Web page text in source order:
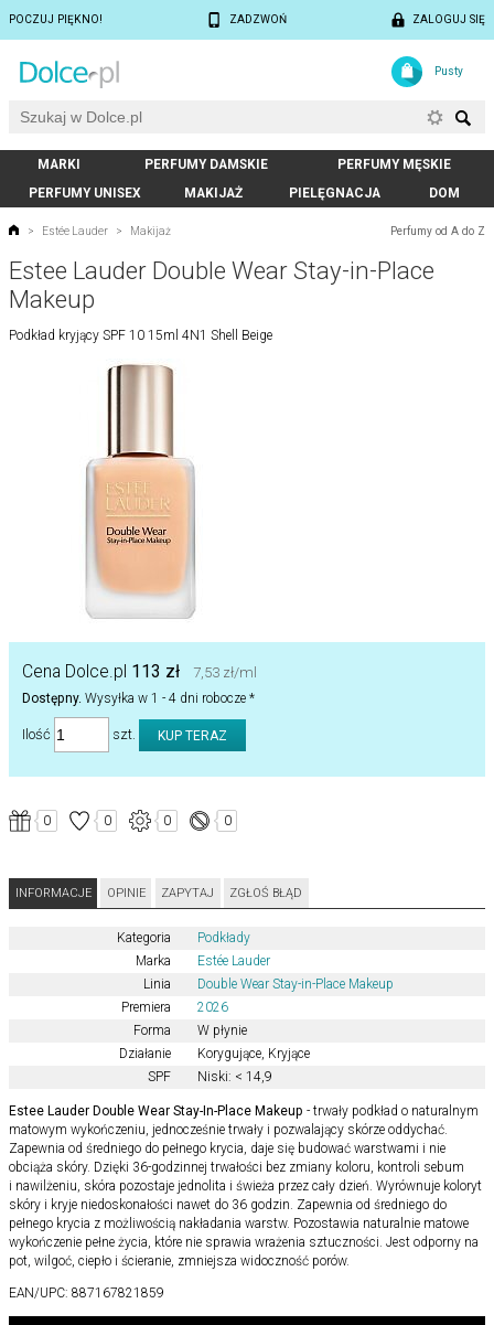
POCZUJ PIĘKNO! ZADZWOŃ ZALOGUJ SIĘ
Pusty
MARKI PERFUMY DAMSKIE
PERFUMY MĘSKIE
PERFUMY UNISEX
MAKIJAŻ PIELĘGNACJA DOM
Perfumy od A do Z
> Estée Lauder > Makijaż
Estee Lauder Double Wear Stay-in-Place
Makeup
Podkład kryjący SPF 10 15ml 4N1 Shell Beige
Cena Dolce.pl 113 zł 7,53 zł/ml
Dostępny. Wysyłka w 1 - 4 dni robocze *
Ilość szt.
0 0 0 0
INFORMACJE OPINIE ZAPYTAJ ZGŁOŚ BŁĄD
Kategoria
Podkłady
Marka
Estée Lauder
Linia
Double Wear Stay-in-Place Makeup
Premiera
2026
Forma
W płynie
Działanie
Korygujące, Kryjące
SPF
Niski: < 14,9
Estee Lauder Double Wear Stay-In-Place Makeup - trwały podkład o naturalnym
matowym wykończeniu, jednocześnie trwały i pozwalający skórze oddychać.
Zapewnia od średniego do pełnego krycia, daje się budować warstwami i nie
obciąża skóry. Dzięki 36-godzinnej trwałości bez zmiany koloru, kontroli sebum
i nawilżeniu, skóra pozostaje jednolita i świeża przez cały dzień. Wyrównuje koloryt
skóry i kryje niedoskonałości nawet do 36 godzin. Zapewnia od średniego do
pełnego krycia z możliwością nakładania warstw. Pozostawia naturalnie matowe
wykończenie pełne życia, które nie sprawia wrażenia sztuczności. Jest odporny na
pot, wilgoć, ciepło i ścieranie, zmniejsza widoczność porów.
EAN/UPC: 887167821859